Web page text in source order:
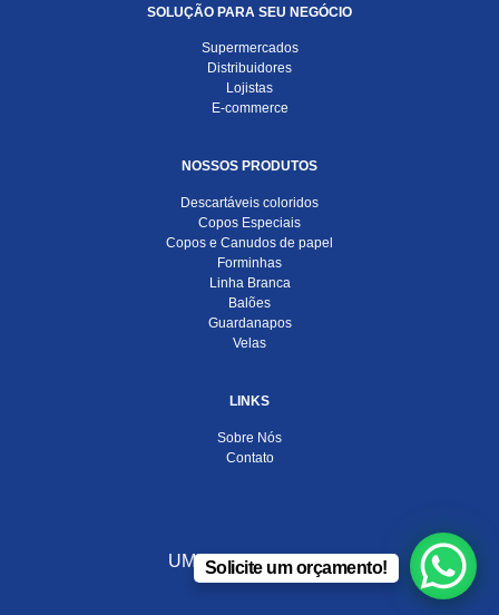
SOLUÇÃO PARA SEU NEGÓCIO
Supermercados
Distribuidores
Lojistas
E-commerce
NOSSOS PRODUTOS
Descartáveis coloridos
Copos Especiais
Copos e Canudos de papel
Forminhas
Linha Branca
Balões
Guardanapos
Velas
LINKS
Sobre Nós
Contato
UMA EMPRESA DO
Solicite um orçamento!